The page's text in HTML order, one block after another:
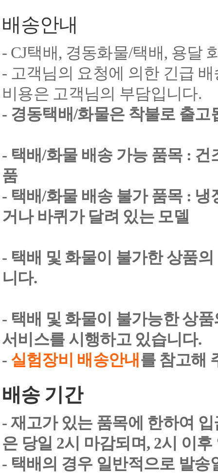
배송안내
- CJ택배, 경동화물/택배, 용달
- 고객님의 요청에 의한 긴급
비용은 고객님의 부담입니다.
- 경동택배/화물은 착불로 출고
- 택배/화물 배송 가능 품목 :
품
- 택배/화물 배송 불가 품목 :
거나 바퀴가 달려 있는 모델
- 택배 및 화물이 불가한 상품
니다.
- 택배 및 화물이 불가능한 상
서비스를 시행하고 있습니다.
- 실험장비 배송안내 를 참고해
배송 기간
- 재고가 있는 품목에 한하여
은 당일 2시 마감되며, 2시 이
- 택배의 경우 일반적으로 발송